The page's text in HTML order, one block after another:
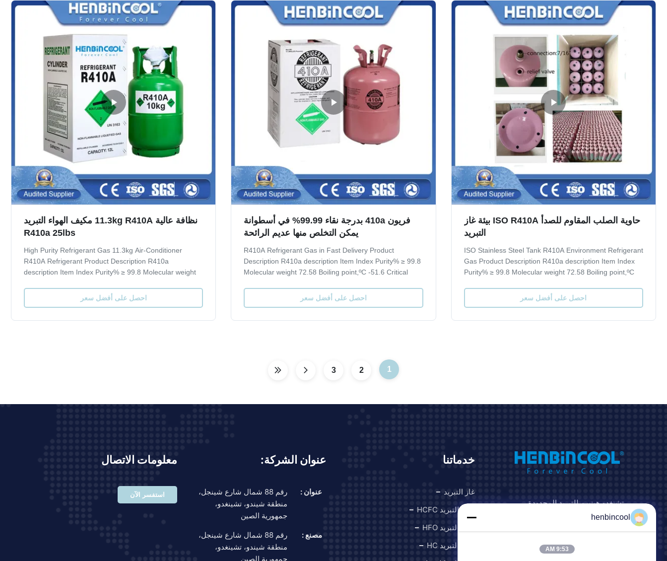
حاوية الصلب المقاوم للصدأ ISO R410A بيئة غاز
التبريد
ISO Stainless Steel Tank R410A Environment Refrigerant
Gas Product Description R410a description Item Index
Purity% ≥ 99.8 Molecular weight 72.58 Boiling point,ºC
4.95 Specific Heat of liquid,30ºC 1.78 ODP 0 GWP 0.2
Moisture % ≤ 0.001 Acidity...
احصل على أفضل سعر
فريون 410a بدرجة نقاء 99.99% في أسطوانة
يمكن التخلص منها عديم الرائحة
R410A Refrigerant Gas in Fast Delivery Product
Description R410a description Item Index Purity% ≥ 99.8
Molecular weight 72.58 Boiling point,ºC -51.6 Critical
Heat of liquid,30ºC 1.78 ODP 0 GWP 0.2 Moisture % ≤
0.001 Acidity(PPM) ≤ 0.1 Residue% ≤ ...
احصل على أفضل سعر
نظافة عالية 11.3kg R410A مكيف الهواء التبريد
R410a 25lbs
High Purity Refrigerant Gas 11.3kg Air-Conditioner
R410A Refrigerant Product Description R410a
description Item Index Purity% ≥ 99.8 Molecular weight
Critical Pressure,Mpa 4.95 Specific Heat of liquid,30ºC
1.78 ODP 0 GWP 0.2 Moisture % ≤ 0.001 ...
احصل على أفضل سعر
1
2
3
تشنغدو هينبين للتبريد المحدودة
اتبعنا
خدماتنا
غاز التبريد
مادة التبريد HCFC
مادة التبريد HFO
مادة التبريد HC
عنوان الشركة:
عنوان :
رقم 88 شمال شارع شينجل،
منطقة شيندو، تشينغدو،
جمهورية الصين
مصنع :
رقم 88 شمال شارع شينجل،
منطقة شيندو، تشينغدو،
جمهورية الصين
معلومات الاتصال
استفسر الآن
henbincool
9:53 AM